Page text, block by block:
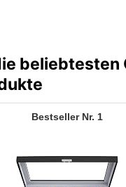
beliebtesten
1